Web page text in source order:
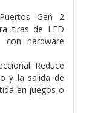
Gen 2
tiras de LED
con hardware
Reduce
y la salida de
en juegos o